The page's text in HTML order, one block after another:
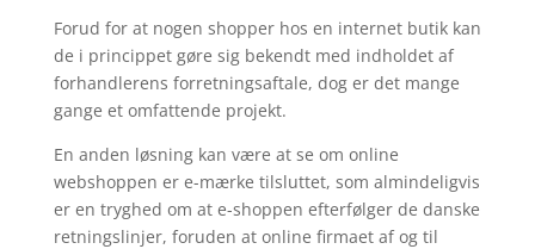
Forud for at nogen shopper hos en internet butik kan
de i princippet gøre sig bekendt med indholdet af
forhandlerens forretningsaftale, dog er det mange
gange et omfattende projekt.
En anden løsning kan være at se om online
webshoppen er e-mærke tilsluttet, som almindeligvis
er en tryghed om at e-shoppen efterfølger de danske
retningslinjer, foruden at online firmaet af og til